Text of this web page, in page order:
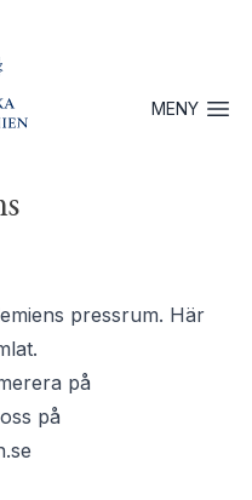
MENYÖppna
pressrum. Här
på
på